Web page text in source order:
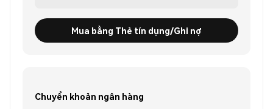
Mua bằng Thẻ tín dụng/Ghi nợ
Chuyển khoản ngân hàng